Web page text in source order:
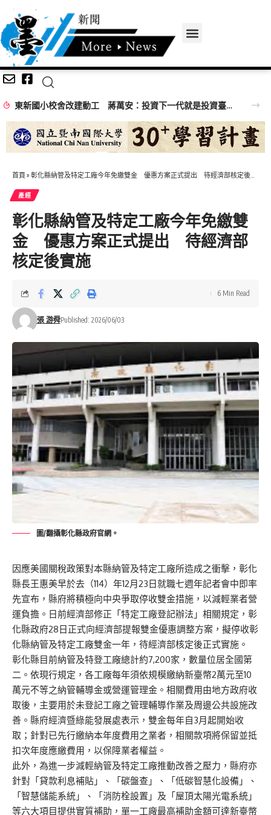
東新國小校舍改建動工 蔣萬安：投資下一代就是投資臺北未來
首頁 » 彰化縣納管及特定工廠今年免繳雙金 優惠方案正式提出 待經濟部核定後實施
產經
彰化縣納管及特定工廠今年免繳雙
金 優惠方案正式提出 待經濟部
核定後實施
張 游舜Published: 2026/06/03
6 Min Read
圖/翻攝彰化縣政府官網。
因應美國關稅政策對本縣納管及特定工廠所造成之衝擊，彰化
縣長王惠美早於去（114）年12月23日就職七週年記者會中即率
先宣布，縣府將積極向中央爭取停收雙金措施，以減輕業者營
運負擔。日前經濟部修正「特定工廠登記辦法」相關規定，彰
化縣政府28日正式向經濟部提報雙金優惠調整方案，擬停收彰
化縣納管及特定工廠雙金一年，待經濟部核定後正式實施。
彰化縣目前納管及特登工廠總計約7,200家，數量位居全國第
二。依現行規定，各工廠每年須依規模繳納新臺幣2萬元至10
萬元不等之納管輔導金或營運管理金。相關費用由地方政府收
取後，主要用於未登記工廠之管理輔導作業及周邊公共設施改
善。縣府經濟暨綠能發展處表示，雙金每年自3月起開始收
取；針對已先行繳納本年度費用之業者，相關款項將保留並抵
扣次年度應繳費用，以保障業者權益。
此外，為進一步減輕納管及特定工廠推動改善之壓力，縣府亦
針對「貸款利息補貼」、「碳盤查」、「低碳智慧化設備」、
「智慧儲能系統」、「消防栓設置」及「屋頂太陽光電系統」
等六大項目提供實質補助，單一工廠最高補助金額可達新臺幣